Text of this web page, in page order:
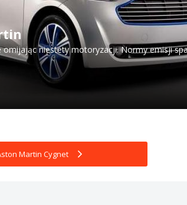
niestety motoryzacji. Normy emisji
Martin Cygnet